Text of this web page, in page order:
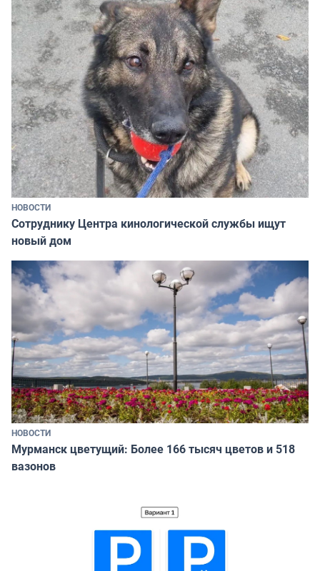
НОВОСТИ
Сотруднику Центра кинологической службы ищут
новый дом
НОВОСТИ
Мурманск цветущий: Более 166 тысяч цветов и 518
вазонов